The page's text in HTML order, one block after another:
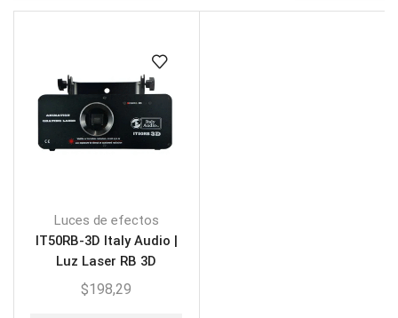
Luces de efectos
IT50RB-3D Italy Audio |
Luz Laser RB 3D
$198,29